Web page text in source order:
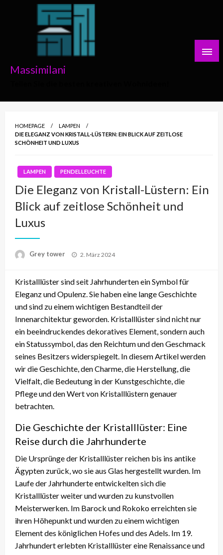
Massimilani
HOMEPAGE
LAMPEN
DIE ELEGANZ VON KRISTALL-LÜSTERN: EIN BLICK AUF ZEITLOSE
SCHÖNHEIT UND LUXUS
LAMPEN PENDELLEUCHTE
Die Eleganz von Kristall-Lüstern: Ein
Blick auf zeitlose Schönheit und
Luxus
Grey tower
Posted
2. März 2024
Kristalllüster sind seit Jahrhunderten ein Symbol für
Eleganz und Opulenz. Sie haben eine lange Geschichte
und sind zu einem wichtigen Bestandteil der
Innenarchitektur geworden. Kristalllüster sind nicht nur
ein beeindruckendes dekoratives Element, sondern auch
ein Statussymbol, das den Reichtum und den Geschmack
seines Besitzers widerspiegelt. In diesem Artikel werden
wir die Geschichte, den Charme, die Herstellung, die
Vielfalt, die Bedeutung in der Kunstgeschichte, die
Pflege und den Wert von Kristalllüstern genauer
betrachten.
Die Geschichte der Kristalllüster: Eine
Reise durch die Jahrhunderte
Die Ursprünge der Kristalllüster reichen bis ins antike
Ägypten zurück, wo sie aus Glas hergestellt wurden. Im
Laufe der Jahrhunderte entwickelten sich die
Kristalllüster weiter und wurden zu kunstvollen
Meisterwerken. Im Barock und Rokoko erreichten sie
ihren Höhepunkt und wurden zu einem wichtigen
Element des königlichen Hofes und des Adels. Im 19.
Jahrhundert erlebten Kristalllüster eine Renaissance und